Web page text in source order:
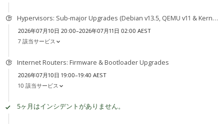
Hypervisors: Sub-major Upgrades (Debian v13.5, QEMU v11 & Kernel v7)
2026年07月10日 20:00–2026年07月11日 02:00 AEST
7 該当サービス
Internet Routers: Firmware & Bootloader Upgrades
2026年07月10日 19:00–19:40 AEST
10 該当サービス
5ヶ月はインシデントがありません。